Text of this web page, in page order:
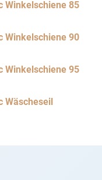
Winkelschiene 85
Winkelschiene 90
Winkelschiene 95
Wäscheseil